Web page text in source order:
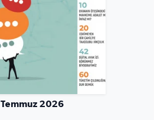
Temmuz 2026